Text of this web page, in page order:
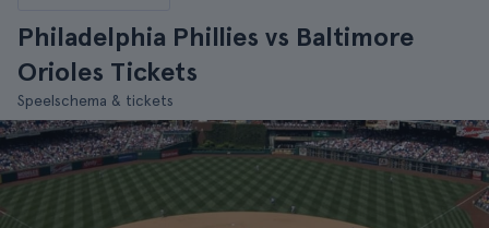
Philadelphia Phillies vs Baltimore
Orioles Tickets
Speelschema & tickets